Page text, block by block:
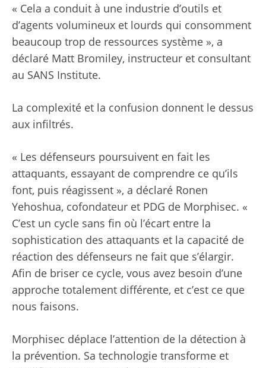
« Cela a conduit à une industrie d’outils et
d’agents volumineux et lourds qui consomment
beaucoup trop de ressources système », a
déclaré Matt Bromiley, instructeur et consultant
au SANS Institute.
La complexité et la confusion donnent le dessus
aux infiltrés.
« Les défenseurs poursuivent en fait les
attaquants, essayant de comprendre ce qu’ils
font, puis réagissent », a déclaré Ronen
Yehoshua, cofondateur et PDG de Morphisec. «
C’est un cycle sans fin où l’écart entre la
sophistication des attaquants et la capacité de
réaction des défenseurs ne fait que s’élargir.
Afin de briser ce cycle, vous avez besoin d’une
approche totalement différente, et c’est ce que
nous faisons.
Morphisec déplace l’attention de la détection à
la prévention. Sa technologie transforme et